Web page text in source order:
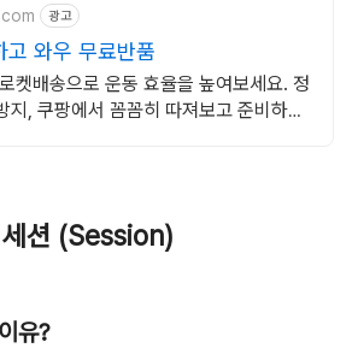
광고
고 와우 무료반품
켓배송으로 운동 효율을 높여보세요. 정
지, 쿠팡에서 꼼꼼히 따져보고 준비하세
세션 (Session)
유?